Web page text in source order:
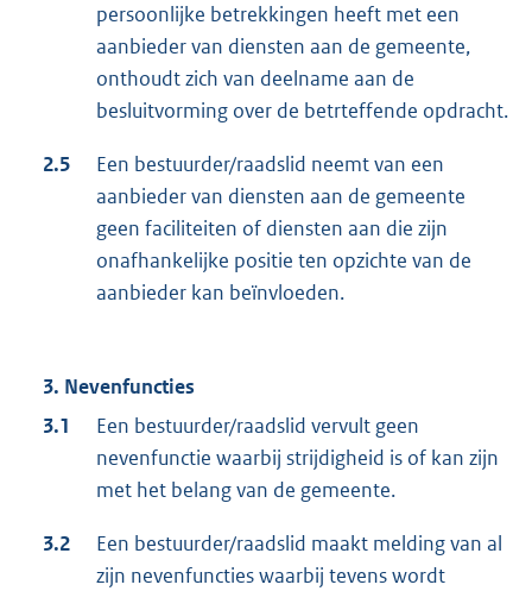
persoonlijke betrekkingen heeft met een
aanbieder van diensten aan de gemeente,
onthoudt zich van deelname aan de
besluitvorming over de betrteffende opdracht.
2.5
Een bestuurder/raadslid neemt van een
aanbieder van diensten aan de gemeente
geen faciliteiten of diensten aan die zijn
onafhankelijke positie ten opzichte van de
aanbieder kan beïnvloeden.
3. Nevenfuncties
3.1
Een bestuurder/raadslid vervult geen
nevenfunctie waarbij strijdigheid is of kan zijn
met het belang van de gemeente.
3.2
Een bestuurder/raadslid maakt melding van al
zijn nevenfuncties waarbij tevens wordt